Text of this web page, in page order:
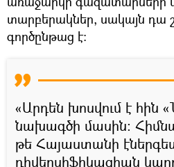
տարբերակներ, սակայն
գործընթաց է։
«Արդեն խոսվում է հին
նախագծի մասին։
թե Հայաստանի
դիվերսիֆիկացիան